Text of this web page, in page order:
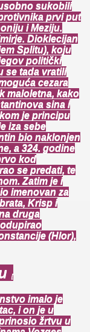
sukobili
prvi put
i Meziju.
Dioklecijan
Splitu), koju
politički
se tada vratili
cezara
maloletna, kako
sina i
je principu
iza sebe
bio naklonjen
a 324. godine
kod
se predati, te
Zatim je i
imenovan za
Krisp i
druga
(Hlor),
[
imalo je
i on je u
žrtvu u